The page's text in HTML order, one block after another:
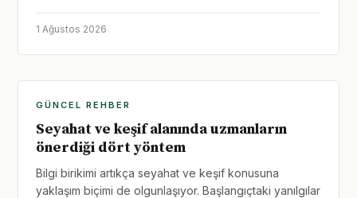
1 Ağustos 2026
GÜNCEL REHBER
Seyahat ve keşif alanında uzmanların
önerdiği dört yöntem
Bilgi birikimi artıkça seyahat ve keşif konusuna
yaklaşım biçimi de olgunlaşıyor. Başlangıçtaki yanılgılar